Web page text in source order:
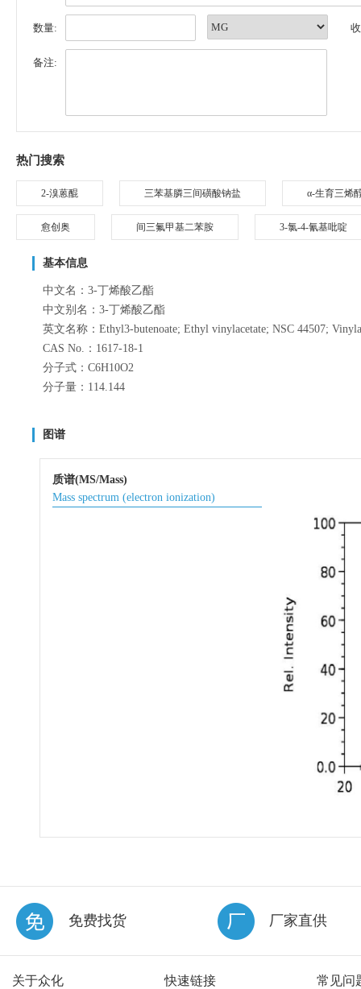
数量:
备注:
热门搜索
2-溴蒽醌 三苯基膦三间磺酸钠盐 α-生育三烯
愈创奥 间三氟甲基二苯胺 3-氯-4-氰基吡啶
基本信息
中文名：3-丁烯酸乙酯
中文别名：3-丁烯酸乙酯
英文名称：Ethyl3-butenoate; Ethyl vinylacetate; NSC 44507;
CAS No.：1617-18-1
分子式：C6H10O2
分子量：114.144
图谱
质谱(MS/Mass)
Mass spectrum (electron ionization)
免费找货 厂家直供
关于众化 快速链接 常见问